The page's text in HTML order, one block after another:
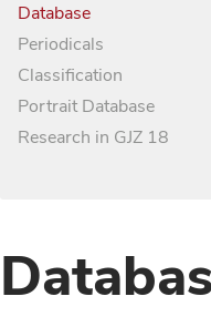
Database
Periodicals
Classification
Portrait Database
Research in GJZ 18